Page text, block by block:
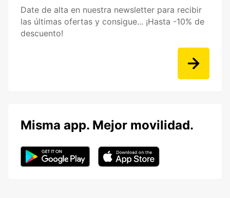
Date de alta en nuestra newsletter para recibir
las últimas ofertas y consigue... ¡Hasta -10% de
descuento!
Misma app. Mejor movilidad.